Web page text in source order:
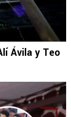
Ávila y Teo